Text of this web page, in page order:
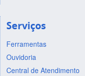
Serviços
Ferramentas
Ouvidoria
Central de Atendimento